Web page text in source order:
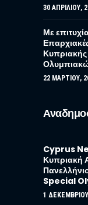
30 ΑΠΡΙΛΊΟΥ,
Με
22 ΜΑΡΤΊΟΥ,
Cyprus
Κυπριακή
Special
1